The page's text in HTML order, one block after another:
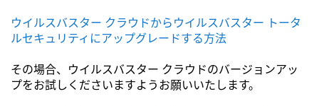
ウイルスバスター クラウドからウイルスバスター トータ
ルセキュリティにアップグレードする方法
その場合、ウイルスバスター クラウドのバージョンアッ
プをお試しくださいますようお願いいたします。